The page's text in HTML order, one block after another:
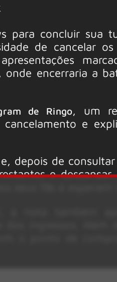
para concluir sua
de cancelar
onde encerraria a
de Ringo, um
e
depois de
e
o ponto de